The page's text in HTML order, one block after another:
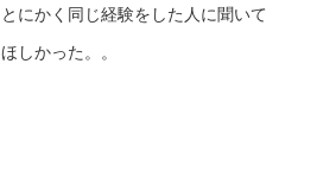
とにかく同じ経験をした人に聞いて
ほしかった。。